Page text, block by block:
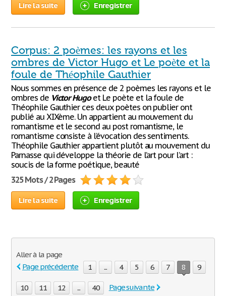
Lire la suite Enregistrer
Corpus: 2 poèmes: les rayons et les
ombres de Victor Hugo et Le poète et la
foule de Théophile Gauthier
Nous sommes en présence de 2 poèmes les rayons et le
ombres de Victor Hugoet Le poète et la foule de
Théophile Gauthier ces deux poètes on publier ont
publié au XIXème. Un appartient au mouvement du
romantisme et le second au post romantisme, le
romantisme consiste à l’évocation des sentiments.
Théophile Gauthier appartient plutôt au mouvement du
Parnasse qui développe la théorie de l’art pour l’art :
soucis de la forme poétique, beauté
325 Mots / 2 Pages
Lire la suite Enregistrer
Aller à la page
Page précédente
1 ... 4 5 6 7 8 9
10 11 12 ... 40 Page suivante